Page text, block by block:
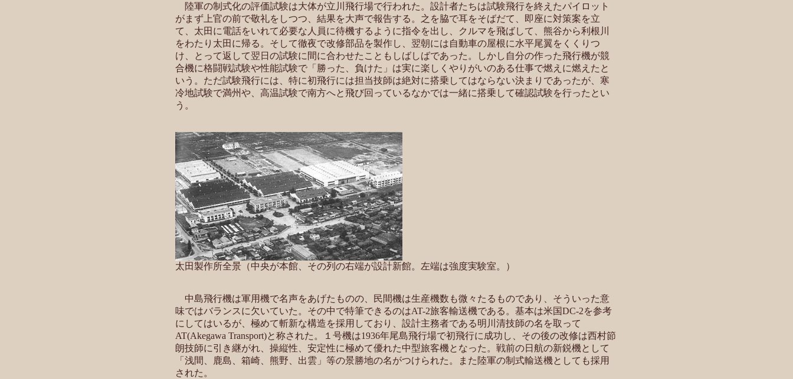
陸軍の制式化の評価試験は大体が立川飛行場で行われた。設計者たちは試験飛行を終えたパイロット
がまず上官の前で敬礼をしつつ、結果を大声で報告する。之を脇で耳をそばだて、即座に対策案を立
て、太田に電話をいれて必要な人員に待機するように指令を出し、クルマを飛ばして、熊谷から利根川
をわたり太田に帰る。そして徹夜で改修部品を製作し、翌朝には自動車の屋根に水平尾翼をくくりつ
け、とって返して翌日の試験に間に合わせたこともしばしばであった。しかし自分の作った飛行機が競
合機に格闘戦試験や性能試験で「勝った、負けた」は実に楽しくやりがいのある仕事で燃えに燃えたと
いう。ただ試験飛行には、特に初飛行には担当技師は絶対に搭乗してはならない決まりであったが、寒
冷地試験で満州や、高温試験で南方へと飛び回っているなかでは一緒に搭乗して確認試験を行ったとい
う。
太田製作所全景（中央が本館、その列の右端が設計新館。左端は強度実験室。）
中島飛行機は軍用機で名声をあげたものの、民間機は生産機数も微々たるものであり、そういった意
味ではバランスに欠いていた。その中で特筆できるのはAT-2旅客輸送機である。基本は米国DC-2を参考
にしてはいるが、極めて斬新な構造を採用しており、設計主務者である明川清技師の名を取って
AT(Akegawa Transport)と称された。１号機は1936年尾島飛行場で初飛行に成功し、その後の改修は西村節
朗技師に引き継がれ、操縦性、安定性に極めて優れた中型旅客機となった。戦前の日航の新鋭機として
「浅間、鹿島、箱崎、熊野、出雲」等の景勝地の名がつけられた。また陸軍の制式輸送機としても採用
された。